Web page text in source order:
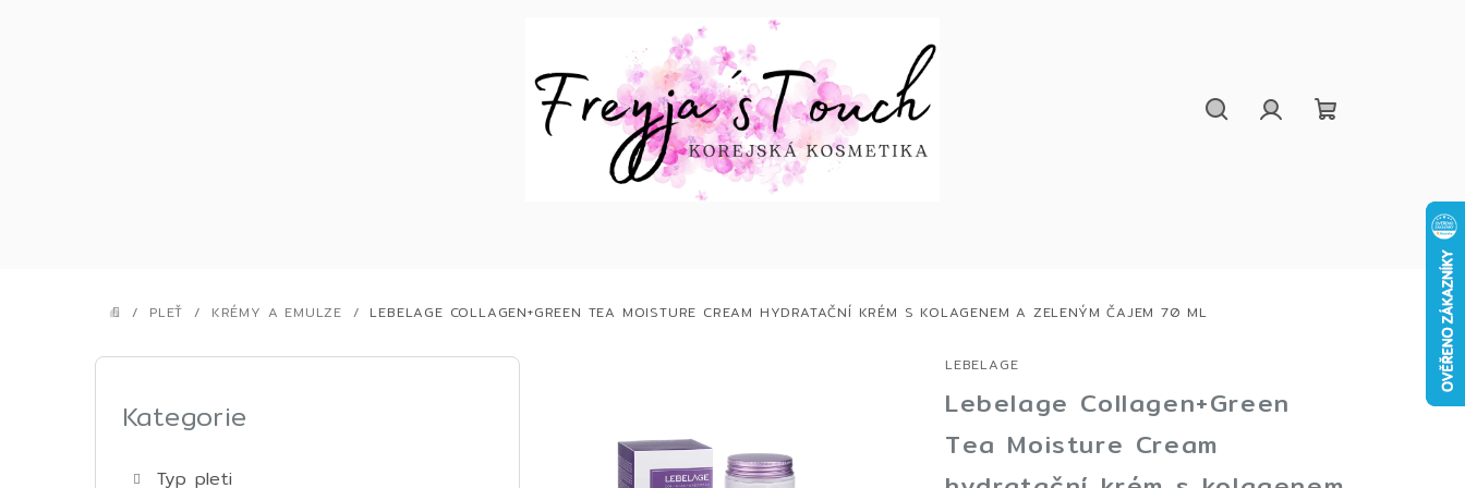
DOMŮ
/ PLEŤ / KRÉMY A EMULZE / LEBELAGE COLLAGEN+GREEN TEA MOISTURE CREAM HYDRATAČNÍ KRÉM S KOLAGENEM A ZELENÝM ČAJEM 70 ML
P
Přeskočit
kategorie
Kategorie
Typ pleti
LEBELAGE
Lebelage Collagen+Green
Tea Moisture Cream